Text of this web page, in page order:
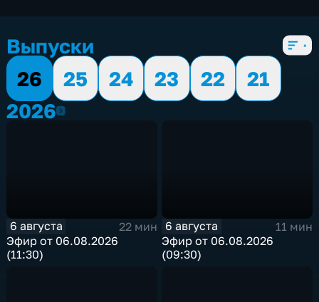
Выпуски
26
25 24 23 22
21
20262026
6 августа
22 мин
Эфир от 06.08.2026
(11:30)
6 августа
11 мин
Эфир от 06.08.2026
(09:30)